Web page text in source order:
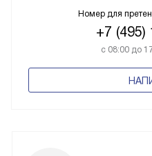
Номер для
+7 (495)
с 08:00 до